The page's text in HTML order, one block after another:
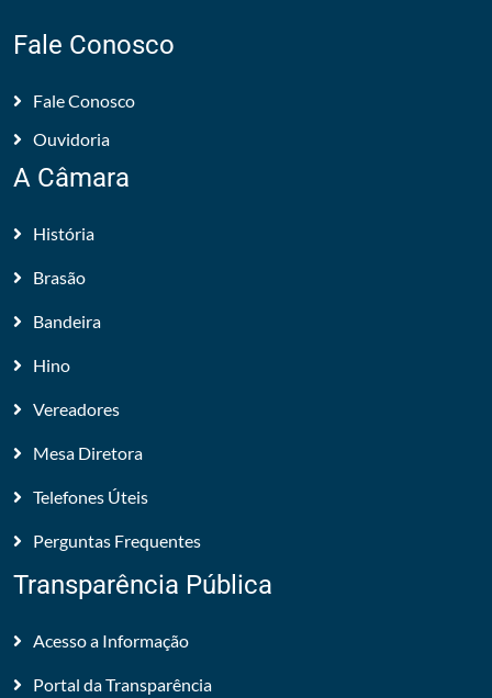
Fale Conosco
Fale Conosco
Ouvidoria
A Câmara
História
Brasão
Bandeira
Hino
Vereadores
Mesa Diretora
Telefones Úteis
Perguntas Frequentes
Transparência Pública
Acesso a Informação
Portal da Transparência